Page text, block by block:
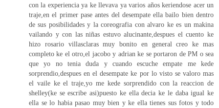
con la experiencia ya ke llevava ya varios años keriendose acer un
traje,en el primer pase antes del desempate ella bailo bien dentro
de sus posibilidades y la coreografia con alvaro ke es un makina
vailando y con las niñas estuvo alucinante,despues el cuento ke
hizo rosario villasclaras muy bonito en general creo ke mas
completo ke el otro,el jacobo y adrian ke se portaron de PM o sea
que yo no tenia duda y cuando escuche empate me kede
sorprendio,despues en el desempate ke por lo visto se valoro mas
el vaile ke el traje,yo me kede sorprendido con la reaccion de
shelley(ke se escribe asi)puesto ke ella decia ke le daba igual ke
ella se lo habia pasao muy bien y ke ella tienes sus fotos y todo